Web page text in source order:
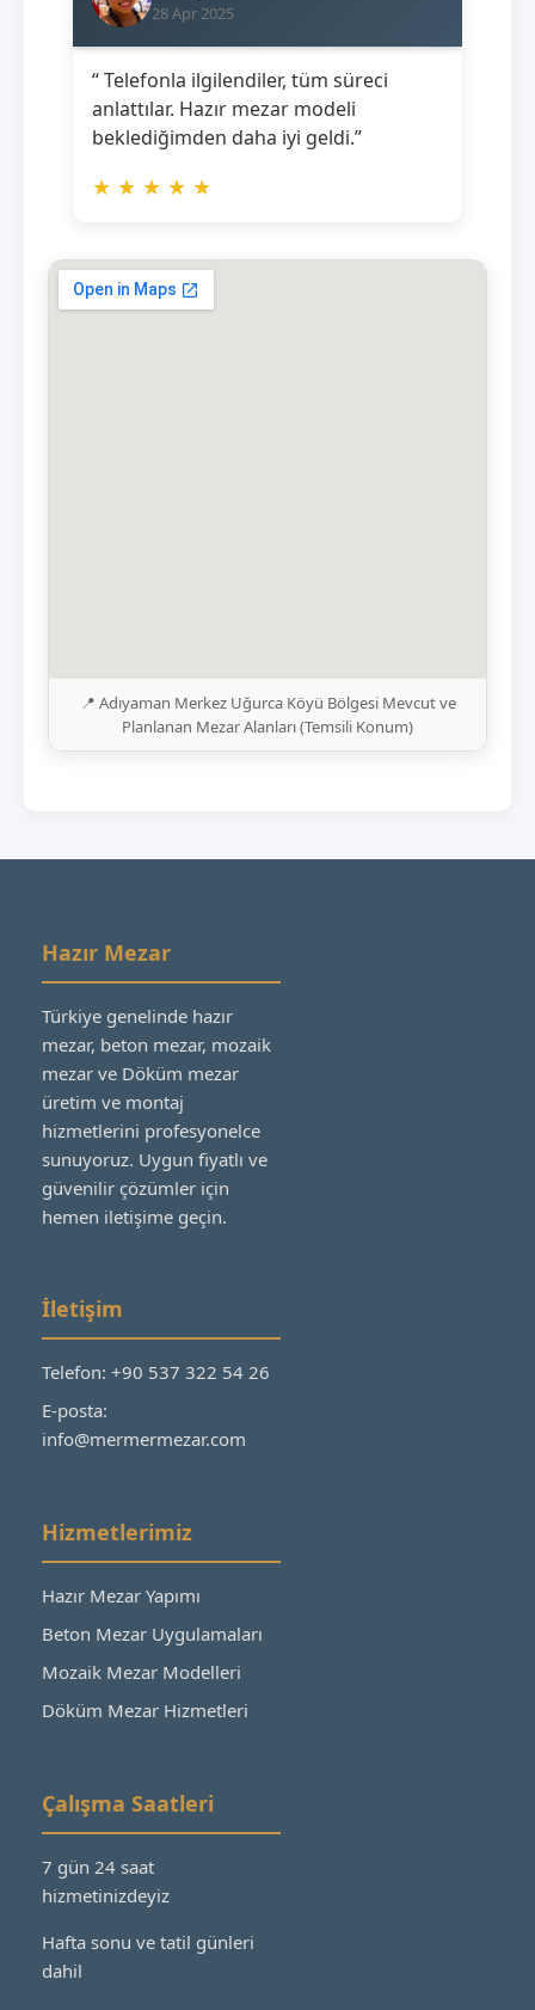
28 Apr 2025
“ Telefonla ilgilendiler, tüm süreci
anlattılar. Hazır mezar modeli
beklediğimden daha iyi geldi.”
★ ★ ★ ★ ★
📍 Adıyaman Merkez Uğurca Köyü Bölgesi Mevcut ve
Planlanan Mezar Alanları (Temsili Konum)
Hazır Mezar
Türkiye genelinde hazır
mezar, beton mezar, mozaik
mezar ve Döküm mezar
üretim ve montaj
hizmetlerini profesyonelce
sunuyoruz. Uygun fiyatlı ve
güvenilir çözümler için
hemen iletişime geçin.
İletişim
Telefon: +90 537 322 54 26
E-posta:
info@mermermezar.com
Hizmetlerimiz
Hazır Mezar Yapımı
Beton Mezar Uygulamaları
Mozaik Mezar Modelleri
Döküm Mezar Hizmetleri
Çalışma Saatleri
7 gün 24 saat
hizmetinizdeyiz
Hafta sonu ve tatil günleri
dahil